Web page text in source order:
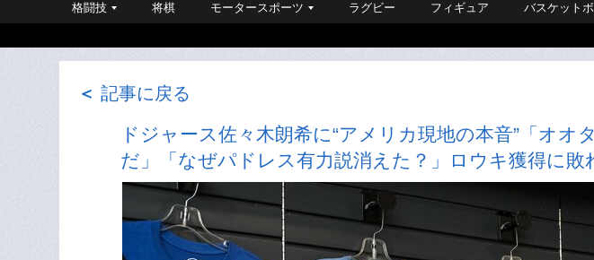
格闘技 将棋 モータースポーツ ラグビー フィギュア バスケット
＜ 記事に戻る
ドジャース佐々木朗希に“アメリカ現地の本音”「オ
だ」「なぜパドレス有力説消えた？」ロウキ獲得に敗